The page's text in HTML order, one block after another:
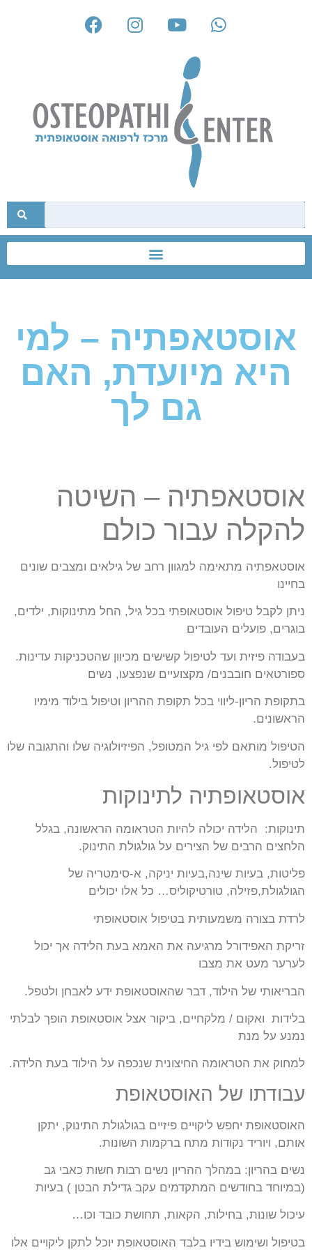
אוסטאפתיה – למי
היא מיועדת, האם
גם לך
אוסטאפתיה – השיטה
להקלה עבור כולם
אוסטאפתיה מתאימה למגוון רחב של גילאים ומצבים שונים
בחיינו
ניתן לקבל טיפול אוסטאופתי בכל גיל, החל מתינוקות, ילדים,
בוגרים, פועלים העובדים
בעבודה פיזית ועד לטיפול קשישים מכיוון שהטכניקות עדינות.
ספורטאים חובבנים/ מקצועיים שנפצעו, נשים
בתקופת הריון-ליווי בכל תקופת ההריון וטיפול בילוד מימיו
הראשונים.
הטיפול מותאם לפי גיל המטופל, הפיזיולוגיה שלו והתגובה שלו
לטיפול.
אוסטאופתיה לתינוקות
תינוקות: הלידה יכולה להיות הטראומה הראשונה, בגלל
הלחצים הרבים של הצירים על גולגולת התינוק.
פליטות, בעיות שינה,בעיות יניקה, א-סימטריה של
הגולגולת,פזילה, טורטיקוליס… כל אלו יכולים
לרדת בצורה משמעותית בטיפול אוסטאופתי
זריקת האפידורל מרגיעה את האמא בעת הלידה אך יכול
לערער מעט את מצבו
הבריאותי של הילוד, דבר שהאוסטאופת ידע לאבחן ולטפל.
בלידות ואקום / מלקחיים, ביקור אצל אוסטאופת הופך לבלתי
נמנע על מנת
למחוק את הטראומה החיצונית שנכפה על הילוד בעת הלידה.
עבודתו של האוסטאופת
האוסטאופת יחפש ליקויים פיזיים בגולגולת התינוק, יתקן
אותם, ויוריד נקודות מתח ברקמות השונות.
נשים בהריון: במהלך ההריון נשים רבות חשות כאבי גב
(במיוחד בחודשים המתקדמים עקב גדילת הבטן ) בעיות
עיכול שונות, בחילות, הקאות, תחושת כובד וכו…
בטיפול ושימוש בידיו בלבד האוסטאופת יוכל לתקן ליקויים אלו